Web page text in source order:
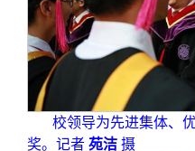
校领导为先进集体、
奖。记者 苑洁 摄